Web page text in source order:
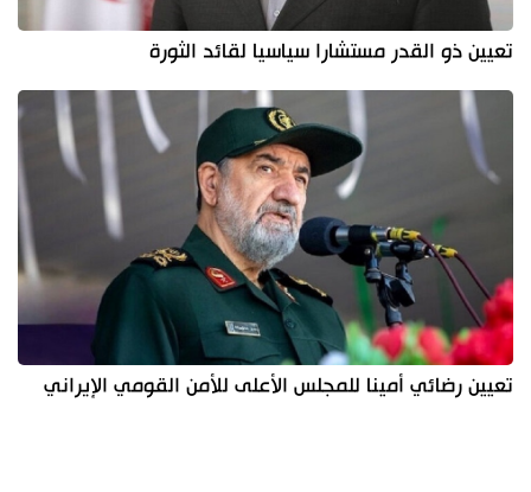
تعيين ذو القدر مستشارا سياسيا لقائد الثورة
تعيين رضائي أمينا للمجلس الأعلى للأمن القومي الإيراني